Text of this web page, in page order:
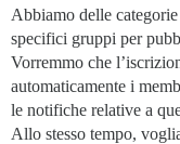
Abbiamo delle
specifici gruppi per
Vorremmo che
automaticamente i
le notifiche relative a
Allo stesso tempo,